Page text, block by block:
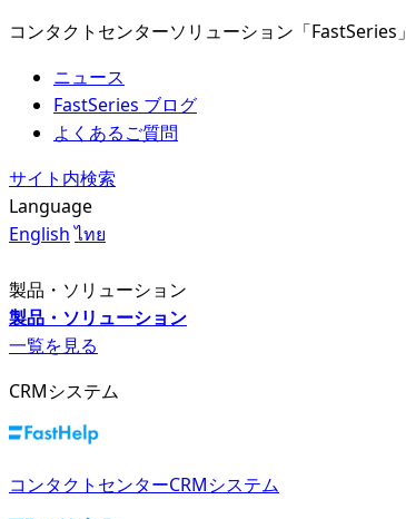
コンタクトセンターソリューション「FastSeries」
ニュース
FastSeries ブログ
よくあるご質問
サイト内検索
Language
English ไทย
製品・ソリューション
製品・ソリューション
一覧を見る
CRMシステム
コンタクトセンターCRMシステム